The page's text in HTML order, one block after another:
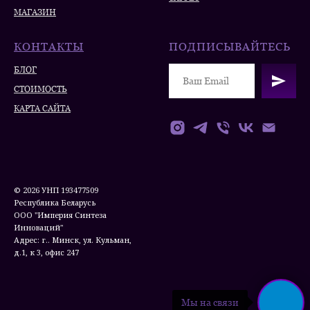
МАГАЗИН
КОНТАКТЫ
БЛОГ
СТОИМОСТЬ
КАРТА САЙТА
ПОДПИСЫВАЙТЕСЬ
© 2026 УНП 193477509
Республика Беларусь
ООО "Империя Синтеза
Инноваций"
Адрес: г.. Минск, ул. Кульман,
д.1, к 3, офис 247
Мы на связи